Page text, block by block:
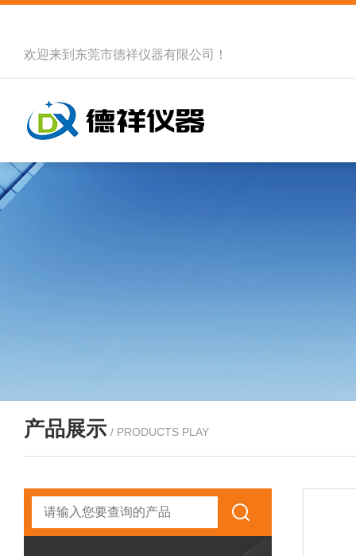
欢迎来到 东莞市德祥仪器有限公司 ！
产品展示 / PRODUCTS PLAY